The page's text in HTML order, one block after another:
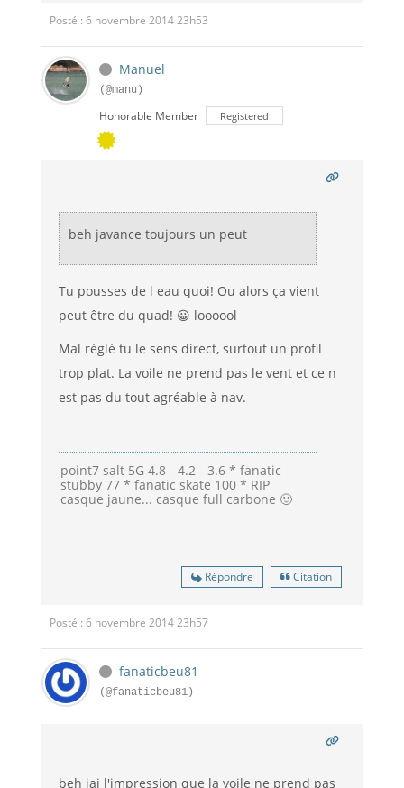
Posté : 6 novembre 2014 23h53
Manuel
(@manu)
Honorable Member Registered
beh javance toujours un peut
Tu pousses de l eau quoi! Ou alors ça vient
peut être du quad! 😀 loooool
Mal réglé tu le sens direct, surtout un profil
trop plat. La voile ne prend pas le vent et ce n
est pas du tout agréable à nav.
point7 salt 5G 4.8 - 4.2 - 3.6 * fanatic
stubby 77 * fanatic skate 100 * RIP
casque jaune... casque full carbone 🙂
Répondre Citation
Posté : 6 novembre 2014 23h57
fanaticbeu81
(@fanaticbeu81)
beh jai l'impression que la voile ne prend pas